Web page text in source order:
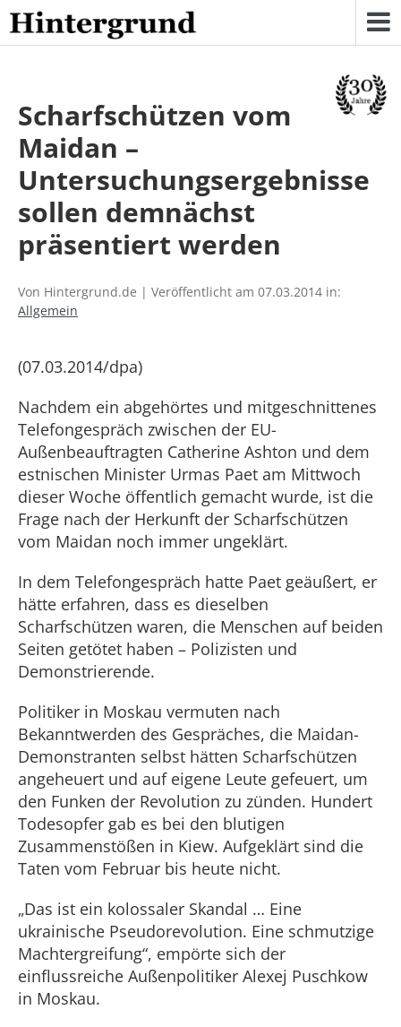
Skip
to
content
Scharfschützen vom
Maidan –
Untersuchungsergebnisse
sollen demnächst
präsentiert werden
Von Hintergrund.de | Veröffentlicht am 07.03.2014 in:
Allgemein
(07.03.2014/dpa)
Nachdem ein abgehörtes und mitgeschnittenes
Telefongespräch zwischen der EU-
Außenbeauftragten Catherine Ashton und dem
estnischen Minister Urmas Paet am Mittwoch
dieser Woche öffentlich gemacht wurde, ist die
Frage nach der Herkunft der Scharfschützen
vom Maidan noch immer ungeklärt.
In dem Telefongespräch hatte Paet geäußert, er
hätte erfahren, dass es dieselben
Scharfschützen waren, die Menschen auf beiden
Seiten getötet haben – Polizisten und
Demonstrierende.
Politiker in Moskau vermuten nach
Bekanntwerden des Gespräches, die Maidan-
Demonstranten selbst hätten Scharfschützen
angeheuert und auf eigene Leute gefeuert, um
den Funken der Revolution zu zünden. Hundert
Todesopfer gab es bei den blutigen
Zusammenstößen in Kiew. Aufgeklärt sind die
Taten vom Februar bis heute nicht.
„Das ist ein kolossaler Skandal … Eine
ukrainische Pseudorevolution. Eine schmutzige
Machtergreifung“, empörte sich der
einflussreiche Außenpolitiker Alexej Puschkow
in Moskau.